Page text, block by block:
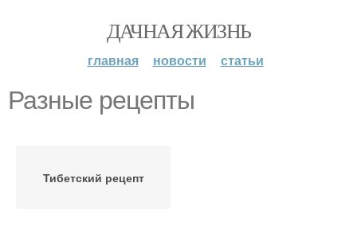
ДАЧНАЯ ЖИЗНЬ
главная новости статьи
Разные рецепты
Тибетский рецепт